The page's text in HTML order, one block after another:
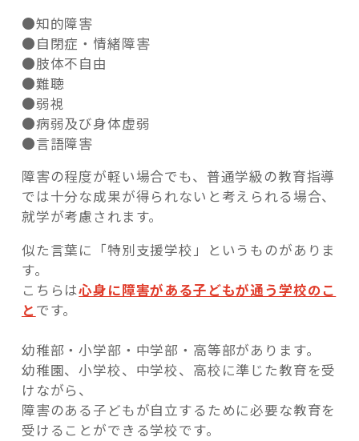
●知的障害
●自閉症・情緒障害
●肢体不自由
●難聴
●弱視
●病弱及び身体虚弱
●言語障害
障害の程度が軽い場合でも、普通学級の教育指導
では十分な成果が得られないと考えられる場合、
就学が考慮されます。
似た言葉に「特別支援学校」というものがありま
す。
こちらは心身に障害がある子どもが通う学校のこ
と です。
幼稚部・小学部・中学部・高等部があります。
幼稚園、小学校、中学校、高校に準じた教育を受
けながら、
障害のある子どもが自立するために必要な教育を
受けることができる学校です。